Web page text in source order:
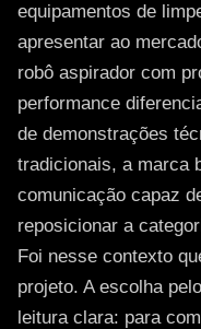
equipamentos de
apresentar ao
robô aspirador com
performance
de demonstrações
tradicionais, a marca
comunicação capaz
reposicionar a
Foi nesse contexto
projeto. A escolha
leitura clara: para